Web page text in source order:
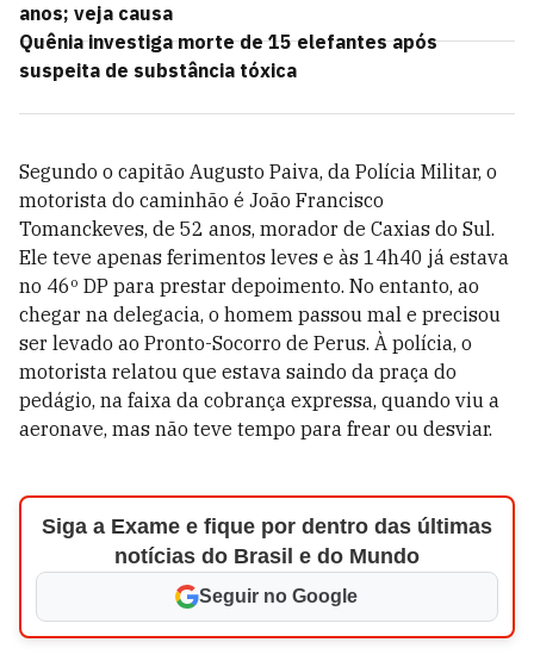
anos; veja causa
Quênia investiga morte de 15 elefantes após
suspeita de substância tóxica
Segundo o capitão Augusto Paiva, da Polícia Militar, o
motorista do caminhão é João Francisco
Tomanckeves, de 52 anos, morador de Caxias do Sul.
Ele teve apenas ferimentos leves e às 14h40 já estava
no 46º DP para prestar depoimento. No entanto, ao
chegar na delegacia, o homem passou mal e precisou
ser levado ao Pronto-Socorro de Perus. À polícia, o
motorista relatou que estava saindo da praça do
pedágio, na faixa da cobrança expressa, quando viu a
aeronave, mas não teve tempo para frear ou desviar.
Siga a Exame e fique por dentro das últimas
notícias do Brasil e do Mundo
Seguir no Google